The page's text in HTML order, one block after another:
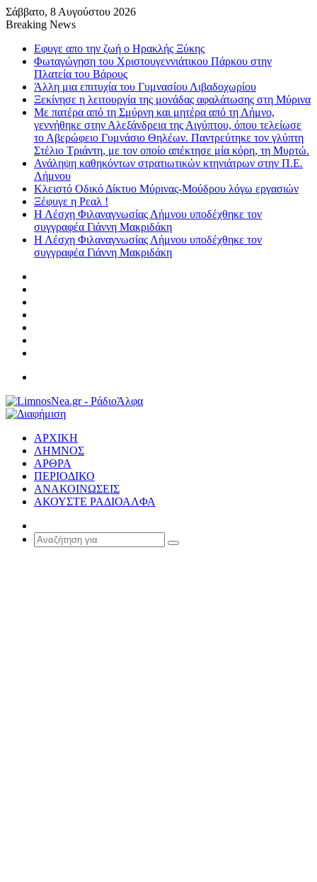
Σάββατο, 8 Αυγούστου 2026
Breaking News
Εφυγε απο την ζωή o Ηρακλής Ξύκης
Φωταγώγηση του Χριστουγεννιάτικου Πάρκου στην
Πλατεία του Βάρους
Άλλη μια επιτυχία του Γυμνασίου Λιβαδοχωρίου
Ξεκίνησε η λειτουργία της μονάδας αφαλάτωσης στη Μύρινα
Με πατέρα από τη Σμύρνη και μητέρα από τη Λήμνο,
γεννήθηκε στην Αλεξάνδρεια της Αιγύπτου, όπου τελείωσε
το Αβερώφειο Γυμνάσιο Θηλέων. Παντρεύτηκε τον γλύπτη
Στέλιο Τριάντη, με τον οποίο απέκτησε μία κόρη, τη Μυρτώ.
Ανάληψη καθηκόντων στρατιωτικών κτηνιάτρων στην Π.Ε.
Λήμνου
Κλειστό Οδικό Δίκτυο Μύρινας-Μούδρου λόγω εργασιών
Ξέφυγε η Ρεαλ !
Η Λέσχη Φιλαναγνωσίας Λήμνου υποδέχθηκε τον
συγγραφέα Γιάννη Μακριδάκη
Η Λέσχη Φιλαναγνωσίας Λήμνου υποδέχθηκε τον
συγγραφέα Γιάννη Μακριδάκη
ΑΡΧΙΚΗ
ΛΗΜΝΟΣ
ΑΡΘΡΑ
ΠΕΡΙΟΔΙΚΟ
ΑΝΑΚΟΙΝΩΣΕΙΣ
ΑΚΟΥΣΤΕ ΡΑΔΙΟΑΛΦΑ
Article
Αναζήτηση